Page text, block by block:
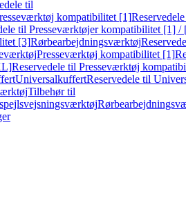
til
kompatibilitet [1]
til Presseværktøjer kompatibilitet [1] /
[3]Rørbearbejdningsværktøj
Presseværktøj kompatibilitet [1]
Reservedele til Presseværktøj
UniversalkuffertReservedele til
Tilbehør til